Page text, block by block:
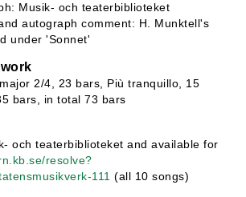
Musik- och teaterbiblioteket
autograph comment: H. Munktell's
under 'Sonnet'
2/4, 23 bars, Più tranquillo, 15
bars, in total 73 bars
och teaterbiblioteket and available for
resolve?
111 (all 10 songs)